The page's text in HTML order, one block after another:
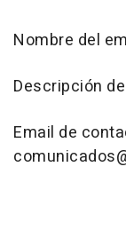
Nombre del
Descripción
Email de